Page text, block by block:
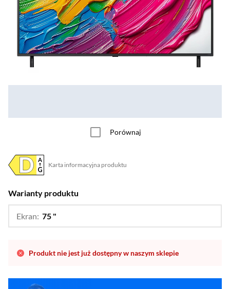
Porównaj
Karta informacyjna produktu
Plik w formacie pdf
(otworzy się w nowym oknie)
Warianty produktu
Ekran: 75 "
Produkt nie jest już dostępny w naszym sklepie